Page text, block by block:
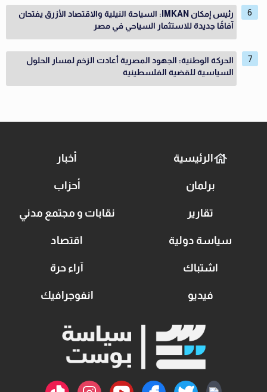
رئيس إمكان IMKAN: السياحة النيلية والاقتصاد الأزرق يفتحان
آفاقًا جديدة للاستثمار السياحي في مصر
الحركة الوطنية: الجهود المصرية أعادت الزخم لمسار الحلول
السياسية للقضية الفلسطينية
الرئيسية أخبار
برلمان أحزاب
تقارير نقابات و مجتمع مدني
سياسة دولية اقتصاد
اشتباك آراء حرة
فيديو انفوجرافيك